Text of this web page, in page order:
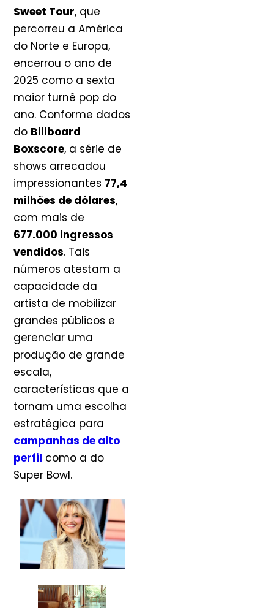
Sweet Tour, que
percorreu a América
do Norte e Europa,
encerrou o ano de
2025 como a sexta
maior turnê pop do
ano. Conforme dados
do Billboard
Boxscore, a série de
shows arrecadou
impressionantes 77,4
milhões de dólares,
com mais de
677.000 ingressos
vendidos. Tais
números atestam a
capacidade da
artista de mobilizar
grandes públicos e
gerenciar uma
produção de grande
escala,
características que a
tornam uma escolha
estratégica para
campanhas de alto
perfil como a do
Super Bowl.